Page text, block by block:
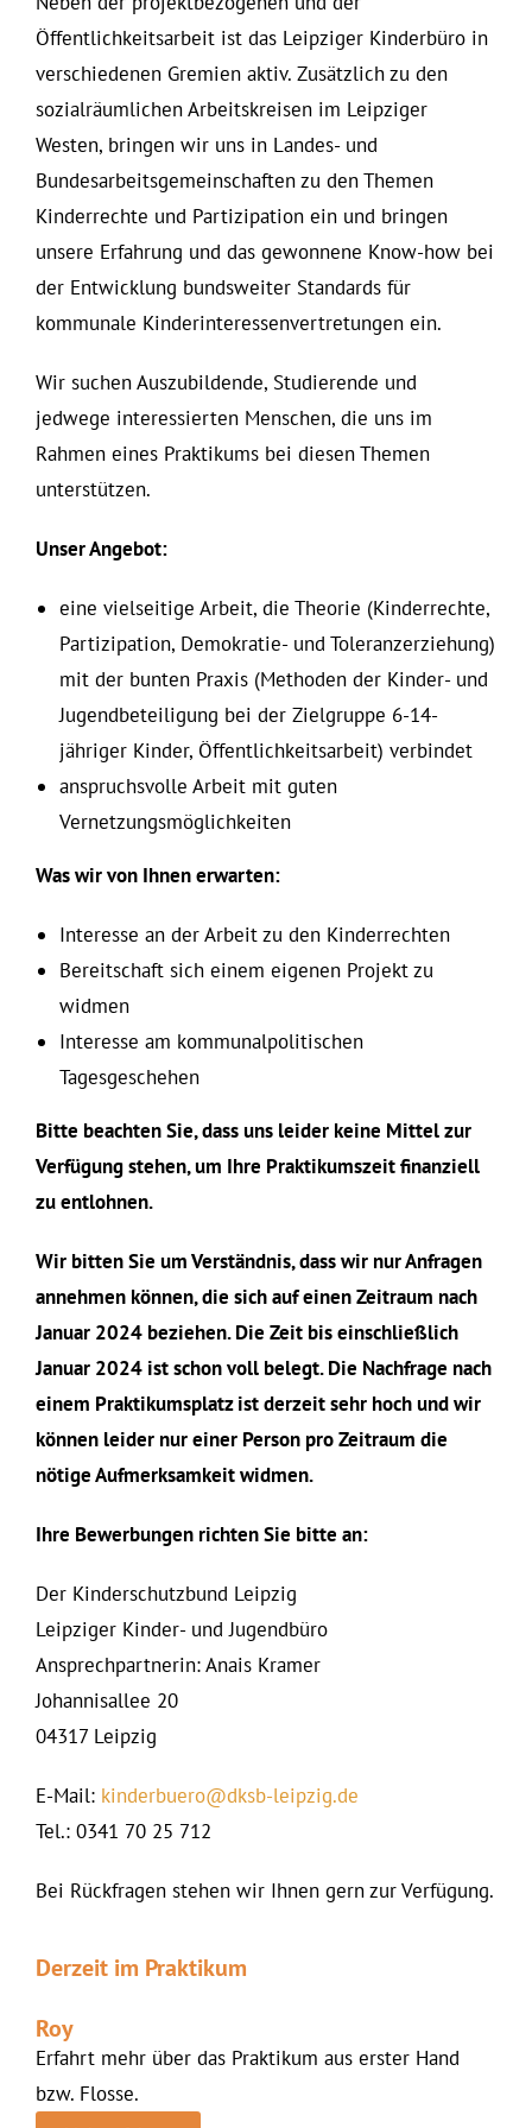
Öffentlichkeitsarbeit ist das Leipziger Kinderbüro in
verschiedenen Gremien aktiv. Zusätzlich zu den
sozialräumlichen Arbeitskreisen im Leipziger
Westen, bringen wir uns in Landes- und
Bundesarbeitsgemeinschaften zu den Themen
Kinderrechte und Partizipation ein und bringen
unsere Erfahrung und das gewonnene Know-how bei
der Entwicklung bundsweiter Standards für
kommunale Kinderinteressenvertretungen ein.
Wir suchen Auszubildende, Studierende und
jedwege interessierten Menschen, die uns im
Rahmen eines Praktikums bei diesen Themen
unterstützen.
Unser Angebot:
eine vielseitige Arbeit, die Theorie (Kinderrechte,
Partizipation, Demokratie- und Toleranzerziehung)
mit der bunten Praxis (Methoden der Kinder- und
Jugendbeteiligung bei der Zielgruppe 6-14-
jähriger Kinder, Öffentlichkeitsarbeit) verbindet
anspruchsvolle Arbeit mit guten
Vernetzungsmöglichkeiten
Was wir von Ihnen erwarten:
Interesse an der Arbeit zu den Kinderrechten
Bereitschaft sich einem eigenen Projekt zu
widmen
Interesse am kommunalpolitischen
Tagesgeschehen
Bitte beachten Sie, dass uns leider keine Mittel zur
Verfügung stehen, um Ihre Praktikumszeit finanziell
zu entlohnen.
Wir bitten Sie um Verständnis, dass wir nur Anfragen
annehmen können, die sich auf einen Zeitraum nach
Januar 2024 beziehen. Die Zeit bis einschließlich
Januar 2024 ist schon voll belegt. Die Nachfrage nach
einem Praktikumsplatz ist derzeit sehr hoch und wir
können leider nur einer Person pro Zeitraum die
nötige Aufmerksamkeit widmen.
Ihre Bewerbungen richten Sie bitte an:
Der Kinderschutzbund Leipzig
Leipziger Kinder- und Jugendbüro
Ansprechpartnerin: Anais Kramer
Johannisallee 20
04317 Leipzig
E-Mail: kinderbuero@dksb-leipzig.de
Tel.: 0341 70 25 712
Bei Rückfragen stehen wir Ihnen gern zur Verfügung.
Derzeit im Praktikum
Roy
Erfahrt mehr über das Praktikum aus erster Hand
bzw. Flosse.